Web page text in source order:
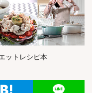
ットレシピ本